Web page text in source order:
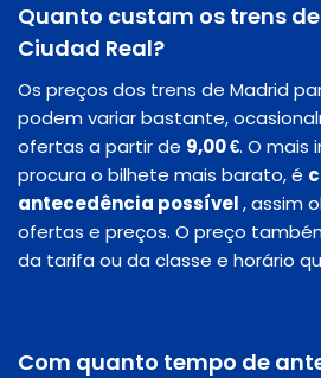
Quanto custam os trens
Ciudad Real?
Os preços dos trens de Madrid
podem variar bastante,
ofertas a partir de 9,00 €. O mais
procura o bilhete mais barato, é
antecedência possível, assim
ofertas e preços. O preço
da tarifa ou da classe e horário
Com quanto tempo de